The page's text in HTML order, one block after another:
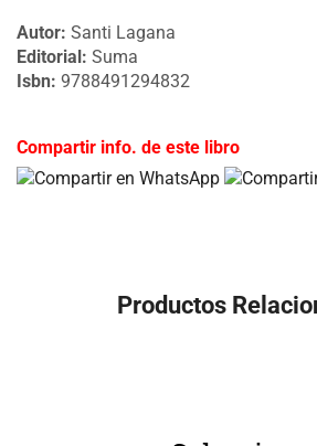
Autor: Santi Lagana
Editorial: Suma
Isbn: 9788491294832
Compartir info. de este libro
Productos